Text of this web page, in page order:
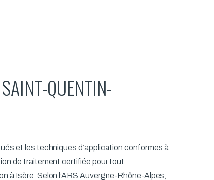
QUENTIN-
et les techniques d’application conformes à
de traitement certifiée pour tout
Isère. Selon l’ARS Auvergne-Rhône-Alpes,